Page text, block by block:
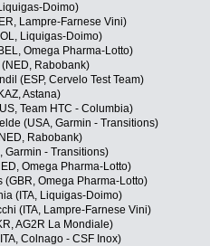
Doimo)
Lampre-Farnese Vini)
Liquigas-Doimo)
Omega Pharma-Lotto)
Rabobank)
(ESP, Cervelo Test Team)
Astana)
Team HTC - Columbia)
(USA, Garmin - Transitions)
Rabobank)
Garmin - Transitions)
Omega Pharma-Lotto)
(GBR, Omega Pharma-Lotto)
(ITA, Liquigas-Doimo)
(ITA, Lampre-Farnese Vini)
AG2R La Mondiale)
Colnago - CSF Inox)